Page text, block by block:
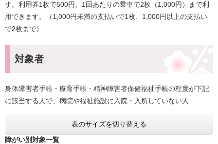
す。利用券1枚で500円、1回あたりの乗車で2枚（1,000円）まで利
用できます。（1,000円未満の支払いで1枚、1,000円以上の支払い
で2枚まで）
対象者
身体障害者手帳・療育手帳・精神障害者保健福祉手帳の程度が下記
に該当する人で、病院や福祉施設に入院・入所していない人
表のサイズを切り替える
障がい別対象一覧